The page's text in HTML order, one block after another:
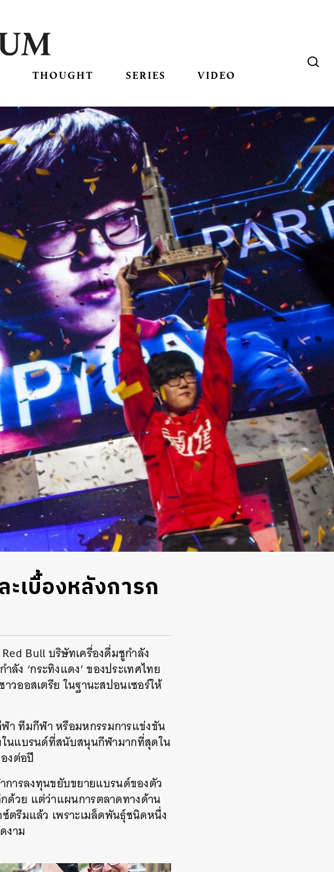
THOUGHT SERIES VIDEO
เบื้องหลังการก
Bull บริษัทเครื่องดื่มชูกำลัง
ง ‘กระทิงแดง’ ของประเทศไทย
วออสเตรีย ในฐานะสปอนเซอร์ให้
า ทีมกีฬา หรือมหกรรมการแข่งขัน
นแบรนด์ที่สนับสนุนกีฬามากที่สุดใน
งต่อปี
ารลงทุนขยับขยายแบรนด์ของตัว
ด้วย แต่ว่าแผนการตลาดทางด้าน
ตรีมแล้ว เพราะเมล็ดพันธุ์ชนิดหนึ่ง
งาม